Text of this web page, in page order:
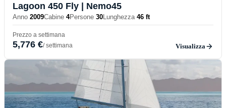
Lagoon 450 Fly | Nemo45
Anno 2009Cabine 4Persone 30Lunghezza 46 ft
Prezzo a settimana
5,776 €/ settimana Visualizza